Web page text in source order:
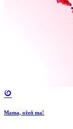
Mama, ožeň ma!